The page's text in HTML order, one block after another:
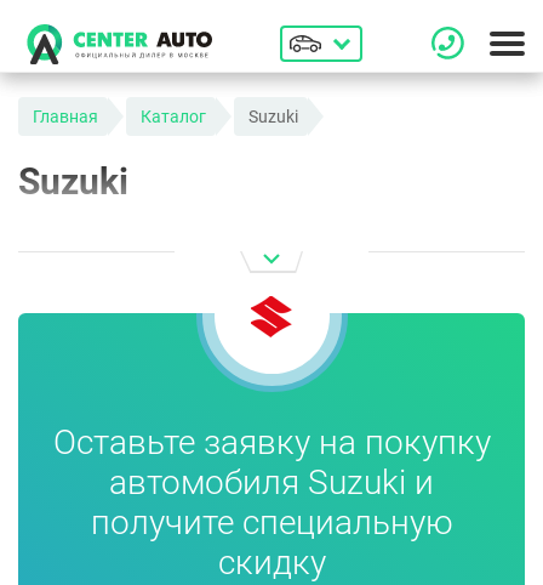
Главная Каталог Suzuki
Suzuki
Оставьте заявку на покупку
автомобиля Suzuki и
получите специальную
скидку